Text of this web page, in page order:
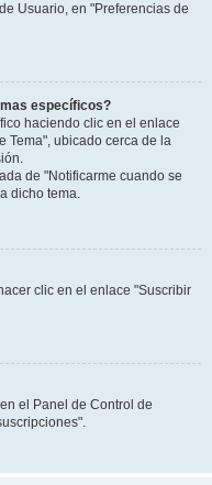
Usuario, en "Preferencias de
específicos?
haciendo clic en el enlace
Tema", ubicado cerca de la
de "Notificarme cuando se
dicho tema.
clic en el enlace "Suscribir
el Panel de Control de